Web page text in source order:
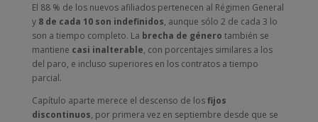
El 88 % de los nuevos afiliados pertenecen al Régimen General
y 8 de cada 10 son indefinidos, aunque sólo 2 de cada 3 lo
son a tiempo completo. La brecha de género también se
mantiene casi inalterable, con porcentajes similares a los
del paro, e incluso superiores en los contratos a tiempo
parcial.
Capítulo aparte merece el descenso de losfijos
discontinuos, por primera vez en septiembre desde que se